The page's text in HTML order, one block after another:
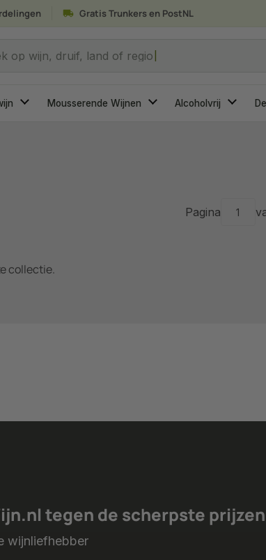
Gratis Trunkers en PostNL
op wijn, druif, land of regio
Mousserende Wijnen Alcoholvrij
Pagina
collectie.
tegen de scherpste
wijnliefhebber